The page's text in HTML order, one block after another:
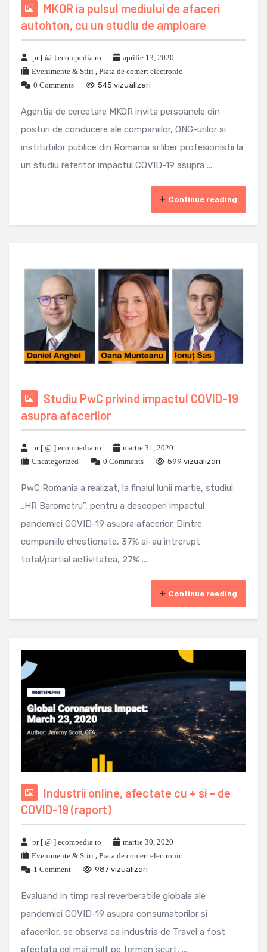
MKOR ia pulsul mediului de afaceri
autohton, cu un studiu de amploare
pr [ @ ] ecompedia ro
aprilie 13, 2020
Evenimente & Stiri , Piata de comert electronic
0 Comments
545 vizualizari
Agentia de cercetare MKOR invita persoanele din
posturi de conducere ale companiilor, ONG-urilor si
institutiilor publice din Romania si liber profesionistii la
un studiu referitor impactul COVID-19 asupra ...
Continue reading
Studiu PwC privind impactul COVID-19
asupra afacerilor
pr [ @ ] ecompedia ro
martie 31, 2020
Uncategorized
0 Comments 599 vizualizari
PwC Romania a realizat, la finalul lunii martie, studiul
„HR Barometru”, pentru a descoperi impactul
pandemiei COVID-19 asupra afacerior. Dintre
companiile chestionate, 37% si-au intrerupt
total/partial activitatea, 27% ...
Continue reading
Industrii online, afectate cu + si – de
COVID-19 (raport)
pr [ @ ] ecompedia ro
martie 30, 2020
Evenimente & Stiri , Piata de comert electronic
1 Comment
987 vizualizari
Evaluand in timp real reverberatiile globale ale
pandemiei COVID-19 asupra consumatorilor si
afacerilor, se observa ca industria de Travel a fost